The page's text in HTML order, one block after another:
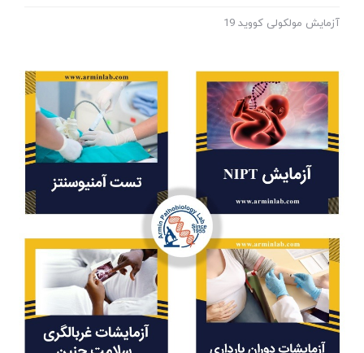
آزمایش مولکولی کووید 19